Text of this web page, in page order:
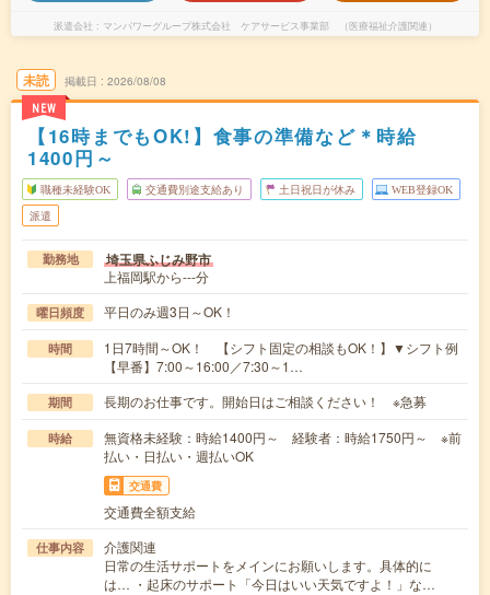
派遣会社 マンパワーグループ株式会社 ケアサービス事業部 （医療福祉介護関連）
未読
NEW
掲載日 2026/08/08
【16時までもOK!】食事の準備など＊時給
1400円～
職種未経験OK 交通費別途支給あり 土日祝日が休み WEB登録OK
派遣
勤務地 埼玉県ふじみ野市
上福岡駅から---分
曜日頻度 平日のみ週3日～OK！
時間
1日7時間～OK！ 【シフト固定の相談もOK！】▼シフト例
【早番】7:00～16:00／7:30～1…
期間 長期のお仕事です。開始日はご相談ください！ ※急募
時給
無資格未経験：時給1400円～ 経験者：時給1750円～ ※前
払い・日払い・週払いOK
交通費
交通費全額支給
仕事内容
介護関連
日常の生活サポートをメインにお願いします。具体的に
は… ・起床のサポート「今日はいい天気ですよ！」な…